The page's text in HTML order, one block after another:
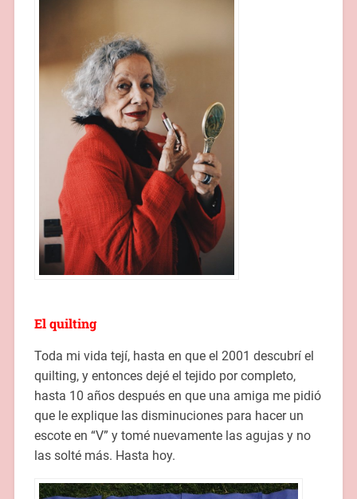
El quilting
Toda mi vida tejí, hasta en que el 2001 descubrí el
quilting, y entonces dejé el tejido por completo,
hasta 10 años después en que una amiga me pidió
que le explique las disminuciones para hacer un
escote en “V” y tomé nuevamente las agujas y no
las solté más. Hasta hoy.